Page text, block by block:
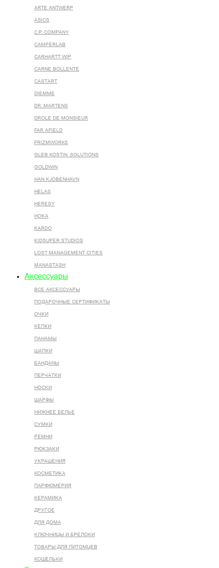
ARTE ANTWERP
ASICS
C.P. COMPANY
CAMPERLAB
CARHARTT WIP
CARNE BOLLENTE
CASTART
DIEMME
DR. MARTENS
DROLE DE MONSIEUR
FAR AFIELD
FRIZMWORKS
GLEB KOSTIN .SOLUTIONS
GOLDWIN
HAN KJOBENHAVN
HELAS
HERESY
HOKA
KARDO
KIDSUPER STUDIOS
LOST MANAGEMENT CITIES
MANASTASH
Аксессуары
ВСЕ AКСЕССУАРЫ
ПОДАРОЧНЫЕ СЕРТИФИКАТЫ
ОЧКИ
КЕПКИ
ПАНАМЫ
ШАПКИ
БАНДАНЫ
ПЕРЧАТКИ
НОСКИ
ШАРФЫ
НИЖНЕЕ БЕЛЬЕ
СУМКИ
РЕМНИ
РЮКЗАКИ
УКРАШЕНИЯ
КОСМЕТИКА
ПАРФЮМЕРИЯ
КЕРАМИКА
ДРУГОЕ
ДЛЯ ДОМА
КЛЮЧНИЦЫ И БРЕЛОКИ
ТОВАРЫ ДЛЯ ПИТОМЦЕВ
КОШЕЛЬКИ